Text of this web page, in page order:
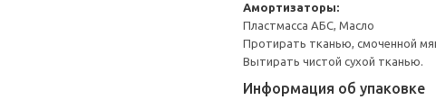
Амортизаторы:
Пластмасса АБС, Масло
Протирать тканью, смоченной
Вытирать чистой сухой тканью.
Информация об упаковке